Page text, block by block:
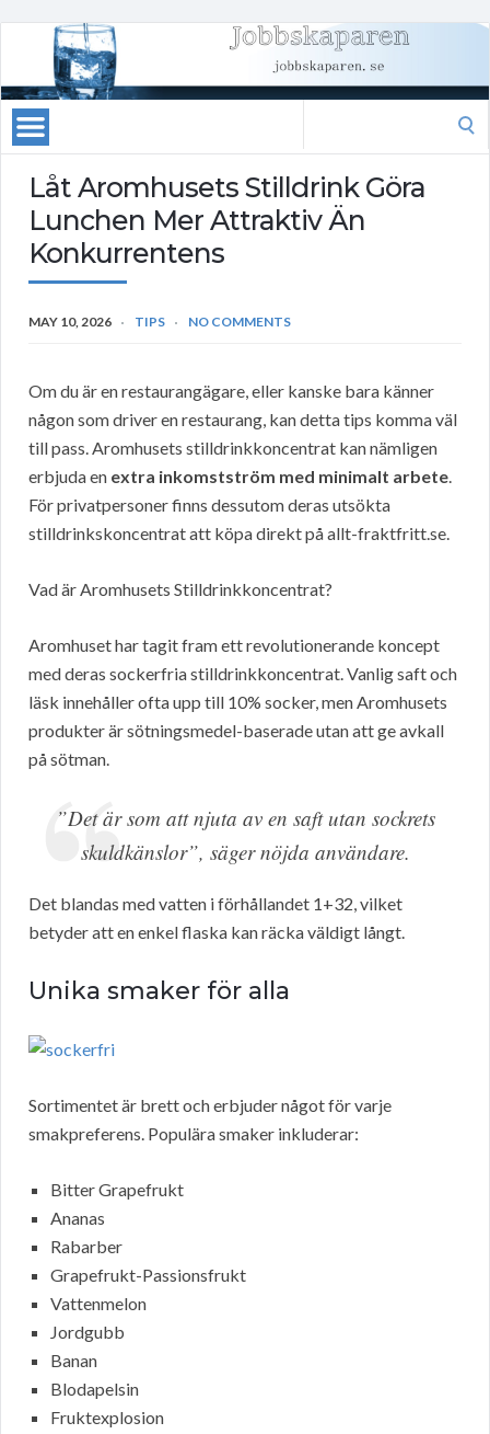
Låt Aromhusets Stilldrink Göra
Lunchen Mer Attraktiv Än
Konkurrentens
MAY 10, 2026 TIPS NO COMMENTS
Om du är en restaurangägare, eller kanske bara känner
någon som driver en restaurang, kan detta tips komma väl
till pass. Aromhusets stilldrinkkoncentrat kan nämligen
erbjuda en extra inkomstström med minimalt arbete.
För privatpersoner finns dessutom deras utsökta
stilldrinkskoncentrat att köpa direkt på allt-fraktfritt.se.
Vad är Aromhusets Stilldrinkkoncentrat?
Aromhuset har tagit fram ett revolutionerande koncept
med deras sockerfria stilldrinkkoncentrat. Vanlig saft och
läsk innehåller ofta upp till 10% socker, men Aromhusets
produkter är sötningsmedel-baserade utan att ge avkall
på sötman.
”Det är som att njuta av en saft utan sockrets
skuldkänslor”, säger nöjda användare.
Det blandas med vatten i förhållandet 1+32, vilket
betyder att en enkel flaska kan räcka väldigt långt.
Unika smaker för alla
Sortimentet är brett och erbjuder något för varje
smakpreferens. Populära smaker inkluderar:
Bitter Grapefrukt
Ananas
Rabarber
Grapefrukt-Passionsfrukt
Vattenmelon
Jordgubb
Banan
Blodapelsin
Fruktexplosion